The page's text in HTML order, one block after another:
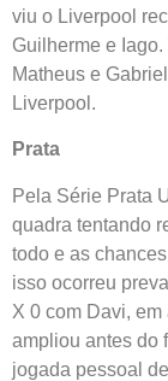
viu o Liverpool
Guilherme e
Matheus e
Liverpool.
Prata
Pela Série Prata
quadra tentando
todo e as
isso ocorreu
X 0 com Davi,
ampliou antes do
jogada pessoal